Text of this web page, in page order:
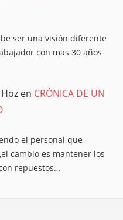
ser una visión diferente
con mas 30 años
en CRÓNICA DE UN
el personal que
cambio es mantener los
repuestos…